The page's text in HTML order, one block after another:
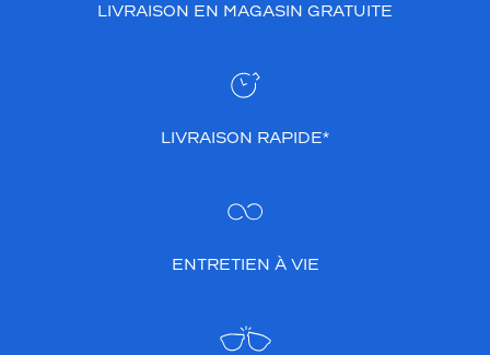
LIVRAISON EN MAGASIN GRATUITE
LIVRAISON RAPIDE*
ENTRETIEN À VIE